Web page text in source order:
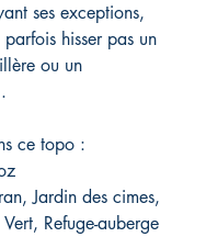
ses exceptions,
hisser pas un
ou un
ce topo :
Jardin des cimes,
Refuge-auberge